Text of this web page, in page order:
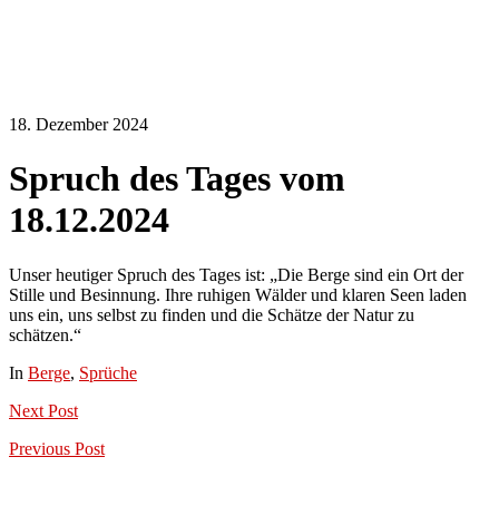
18. Dezember 2024
Spruch des Tages vom
18.12.2024
Unser heutiger Spruch des Tages ist: „Die Berge sind ein Ort der
Stille und Besinnung. Ihre ruhigen Wälder und klaren Seen laden
uns ein, uns selbst zu finden und die Schätze der Natur zu
schätzen.“
In Berge, Sprüche
Next Post
Previous Post